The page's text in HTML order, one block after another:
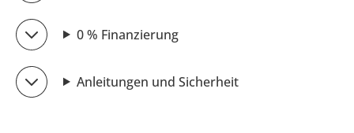
0 % Finanzierung
Anleitungen und Sicherheit